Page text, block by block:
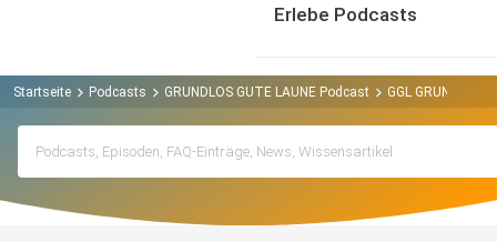
Erlebe Podcasts
Startseite Podcasts GRUNDLOS GUTE LAUNE Podcast GGL